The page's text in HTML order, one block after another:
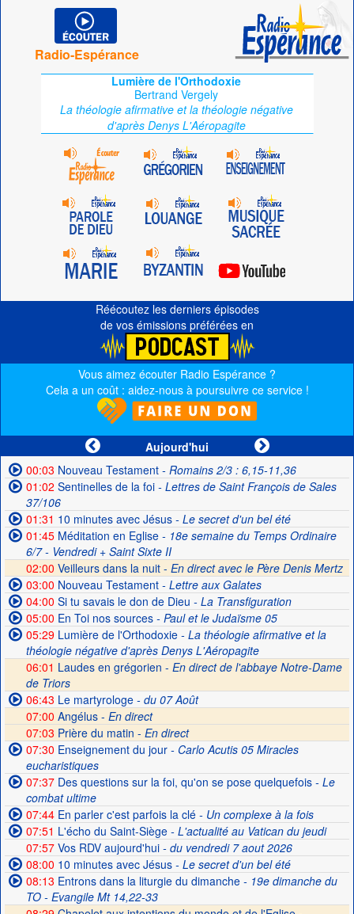
Radio-Espérance
Lumière de l'Orthodoxie
Bertrand Vergely
La théologie afirmative et la théologie négative
d'après Denys L'Aéropagite
Réécoutez les derniers épisodes
de vos émissions préférées en
Vous aimez écouter Radio Espérance ?
Cela a un coût : aidez-nous à poursuivre ce service !
Aujourd'hui
00:03 Nouveau Testament- Romains 2/3 : 6,15-11,36
01:02 Sentinelles de la foi- Lettres de Saint François de Sales
37/106
01:31 10 minutes avec Jésus- Le secret d'un bel été
01:45Méditation en Eglise- 18e semaine du Temps Ordinaire
6/7 - Vendredi + Saint Sixte II
02:00 Veilleurs dans la nuit - En direct avec le Père Denis Mertz
03:00 Nouveau Testament- Lettre aux Galates
04:00 Si tu savais le don de Dieu - La Transfiguration
05:00 En Toi nos sources- Paul et le Judaïsme 05
05:29Lumière de l'Orthodoxie- La théologie afirmative et la
théologie négative d'après Denys L'Aéropagite
06:01 Laudes en grégorien - En direct de l'abbaye Notre-Dame
de Triors
06:43 Le martyrologe- du 07 Août
07:00 Angélus - En direct
07:03 Prière du matin - En direct
07:30 Enseignement du jour- Carlo Acutis 05 Miracles
eucharistiques
07:37Des questions sur la foi, qu'on se pose quelquefois- Le
combat ultime
07:44En parler c'est parfois la clé- Un complexe à la fois
07:51 L'écho du Saint-Siège- L'actualité au Vatican du jeudi
07:57Vos RDV aujourd'hui- du vendredi 7 aout 2026
08:00 10 minutes avec Jésus- Le secret d'un bel été
08:13 Entrons dans la liturgie du dimanche- 19e dimanche du
TO - Evangile Mt 14,22-33